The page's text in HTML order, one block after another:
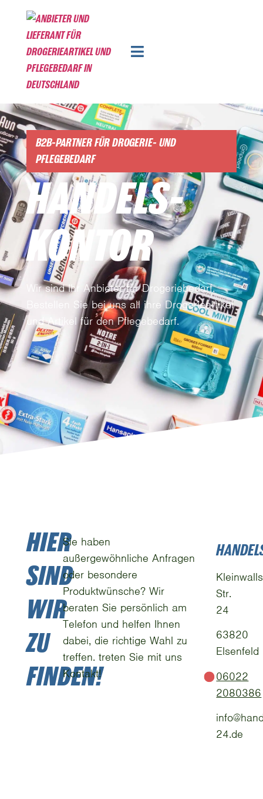
B2B-PARTNER FÜR DROGERIE- UND
PFLEGEBEDARF
HANDELS­
KONTOR
Wir sind Ihr Anbieter für Drogeriebedarf.
Bestellen Sie bei uns all ihre Drogerieartikel
und Artikel für den Pflegebedarf.
HIER
SIND
WIR
ZU
FINDEN!
Sie haben
außergewöhnliche Anfragen
oder besondere
Produktwünsche? Wir
beraten Sie persönlich am
Telefon und helfen Ihnen
dabei, die richtige Wahl zu
treffen. treten Sie mit uns
Kontakt!
Str.
24
63820
Elsenfeld
06022
2080386
24.de